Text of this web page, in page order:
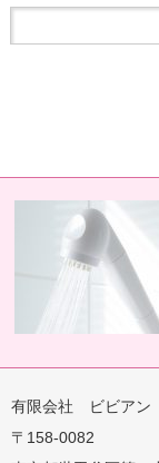
用地球の恵みを シャワ
有限会社 ビビアン
〒158-0082